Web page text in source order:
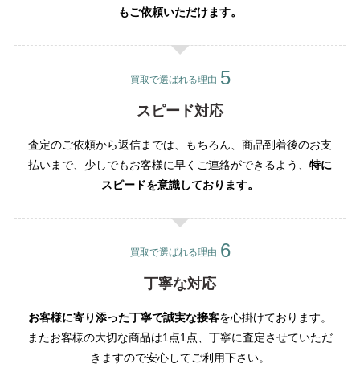
もご依頼いただけます。
買取で選ばれる理由
スピード対応
査定のご依頼から返信までは、もちろん、商品到着後のお支
払いまで、少しでもお客様に早くご連絡ができるよう、 特に
スピードを意識しております。
買取で選ばれる理由
丁寧な対応
お客様に寄り添った丁寧で誠実な接客を心掛けております。
またお客様の大切な商品は1点1点、丁寧に査定させていただ
きますので安心してご利用下さい。